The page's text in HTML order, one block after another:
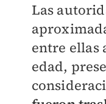
Las
entre ellas
edad,